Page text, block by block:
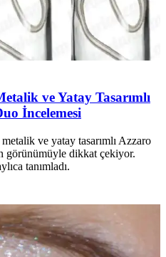
ve Yatay Tasarımlı
İncelemesi
ve yatay tasarımlı Azzaro
görünümüyle dikkat çekiyor.
tanımladı.